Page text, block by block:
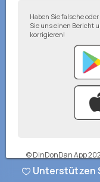
Haben Sie falsche
Sie uns einen Bericht
korrigieren!
© DinDonDan App
Unterstützen